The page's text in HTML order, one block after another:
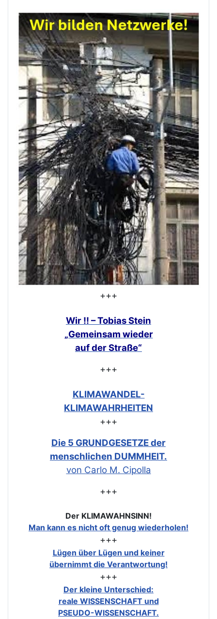
+++
Wir !! – Tobias Stein
„Gemeinsam wieder
auf der Straße“
+++
KLIMAWANDEL-
KLIMAWAHRHEITEN
+++
Die 5 GRUNDGESETZE der
menschlichen DUMMHEIT.
von Carlo M. Cipolla
+++
Der KLIMAWAHNSINN!
Man kann es nicht oft genug wiederholen!
+++
Lügen über Lügen und keiner
übernimmt die Verantwortung!
+++
Der kleine Unterschied:
reale WISSENSCHAFT und
PSEUDO-WISSENSCHAFT.